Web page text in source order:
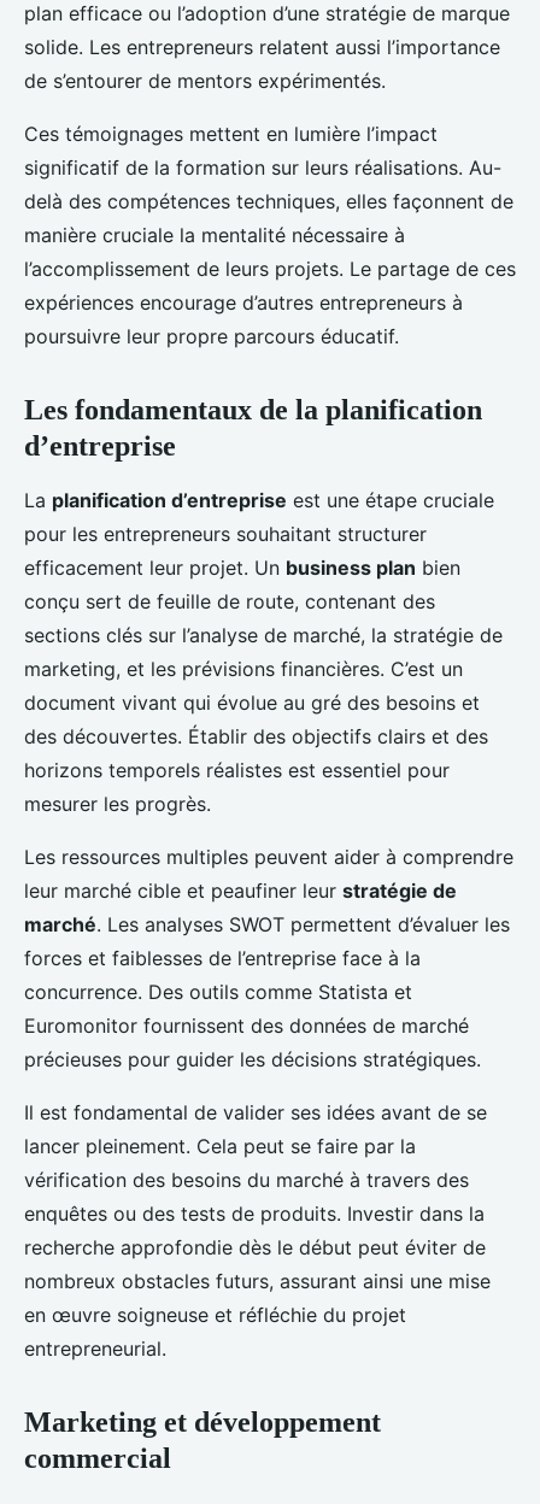
plan efficace ou l’adoption d’une stratégie de marque
solide. Les entrepreneurs relatent aussi l’importance
de s’entourer de mentors expérimentés.
Ces témoignages mettent en lumière l’impact
significatif de la formation sur leurs réalisations. Au-
delà des compétences techniques, elles façonnent de
manière cruciale la mentalité nécessaire à
l’accomplissement de leurs projets. Le partage de ces
expériences encourage d’autres entrepreneurs à
poursuivre leur propre parcours éducatif.
Les fondamentaux de la planification
d’entreprise
La planification d’entreprise est une étape cruciale
pour les entrepreneurs souhaitant structurer
efficacement leur projet. Un business plan bien
conçu sert de feuille de route, contenant des
sections clés sur l’analyse de marché, la stratégie de
marketing, et les prévisions financières. C’est un
document vivant qui évolue au gré des besoins et
des découvertes. Établir des objectifs clairs et des
horizons temporels réalistes est essentiel pour
mesurer les progrès.
Les ressources multiples peuvent aider à comprendre
leur marché cible et peaufiner leur stratégie de
marché. Les analyses SWOT permettent d’évaluer les
forces et faiblesses de l’entreprise face à la
concurrence. Des outils comme Statista et
Euromonitor fournissent des données de marché
précieuses pour guider les décisions stratégiques.
Il est fondamental de valider ses idées avant de se
lancer pleinement. Cela peut se faire par la
vérification des besoins du marché à travers des
enquêtes ou des tests de produits. Investir dans la
recherche approfondie dès le début peut éviter de
nombreux obstacles futurs, assurant ainsi une mise
en œuvre soigneuse et réfléchie du projet
entrepreneurial.
Marketing et développement
commercial